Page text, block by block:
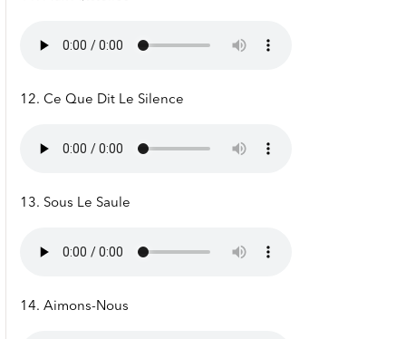
12. Ce Que Dit Le Silence
13. Sous Le Saule
14. Aimons-Nous